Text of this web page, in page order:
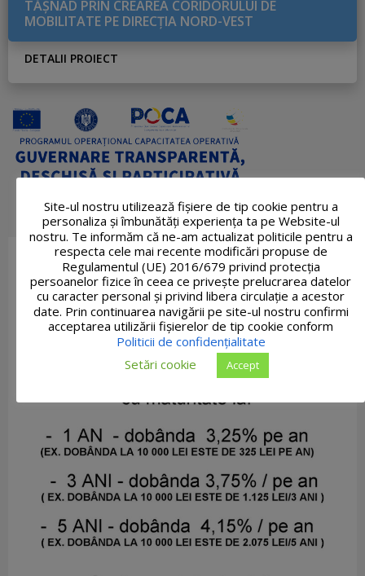
TĂŞNAD PRIN CREAREA CORIDORULUI DE
MOBILITATE PE DIRECŢIA NORD-VEST
DETALII PROIECT
Site-ul nostru utilizează fişiere de tip cookie pentru a
personaliza și îmbunătăți experiența ta pe Website-ul
nostru. Te informăm că ne-am actualizat politicile pentru a
respecta cele mai recente modificări propuse de
Regulamentul (UE) 2016/679 privind protecția
persoanelor fizice în ceea ce privește prelucrarea datelor
cu caracter personal și privind libera circulație a acestor
date. Prin continuarea navigării pe site-ul nostru confirmi
acceptarea utilizării fişierelor de tip cookie conform
Politicii de confidențialitate
Setări cookie
Accept